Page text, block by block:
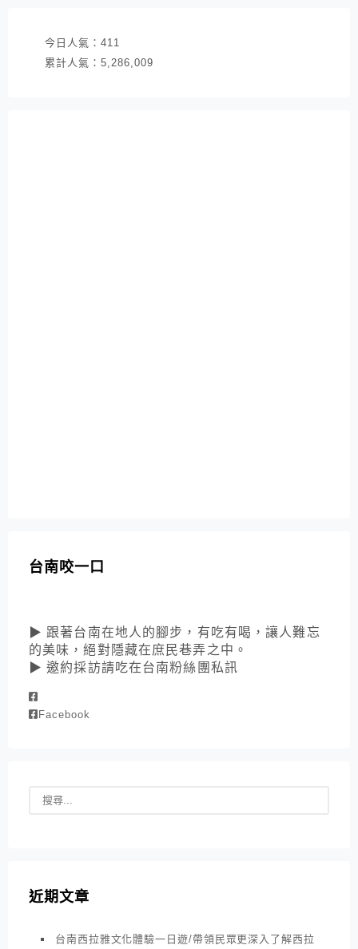
今日人氣： 411
累計人氣： 5,286,009
台南咬一口
▶ 跟著台南在地人的腳步，有吃有喝，讓人難忘
的美味，絕對隱藏在庶民巷弄之中。
▶ 邀約採訪請吃在台南粉絲團私訊
Facebook
近期文章
台南西拉雅文化體驗一日遊/帶領民眾更深入了解西拉